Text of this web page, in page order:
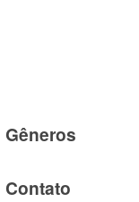
Gêneros
Contato